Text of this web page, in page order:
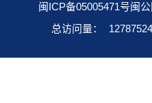
闽ICP备05005471号闽
总访问量：
12787524